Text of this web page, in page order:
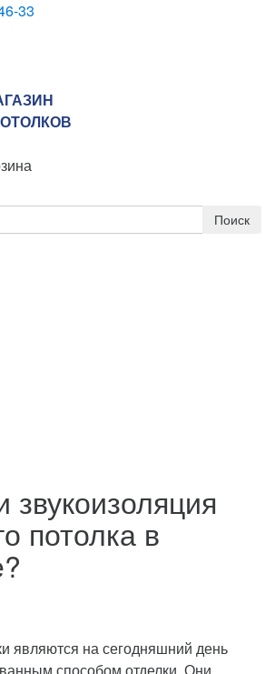
33
потолка в
являются на сегодняшний день
способом отделки. Они